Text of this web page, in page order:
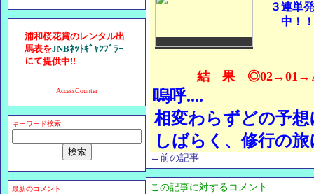
浦和桜花賞のレンタル出
馬表をJNBﾈｯﾄｷﾞｬﾝﾌﾞﾗｰ
にて提供中!!
AccessCounter
キーワード検索
最新のコメント
３連単
中！！
結 果
嗚呼....
相変わらずどの予
しばらく、修行の
←前の記事
この記事に対するコメント